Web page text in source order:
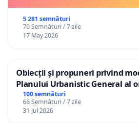
5 281 semnături
70 Semnături / 7 zile
17 May 2026
Obiecții și propuneri privind
Planului Urbanistic General al
100 semnături
66 Semnături / 7 zile
31 Jul 2026